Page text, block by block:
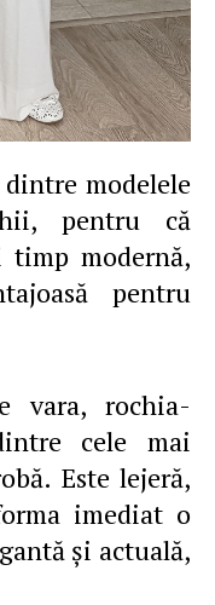
pentru că
timp modernă,
pentru
vara, rochia-
cele mai
Este lejeră,
imediat o
şi actuală,